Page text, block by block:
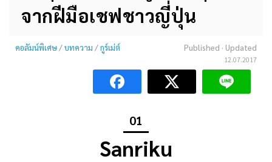
จากฝีมือเชฟชาวญี่ปุ่น
คอลัมน์พิเศษ/บทความ /กูร์เม่ต์ Published · Updated
12.07.2017
01
Sanriku